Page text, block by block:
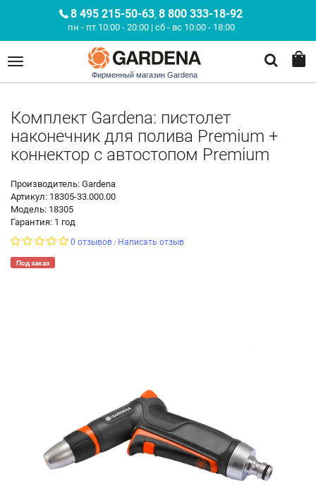
8 495 215-50-63, 8 800 333-18-92
пн - пт 10:00 - 20:00 | сб - вс 10:00 - 18:00
Фирменный магазин Gardena
Комплект Gardena: пистолет
наконечник для полива Premium +
коннектор с автостопом Premium
Производитель: Gardena
Артикул: 18305-33.000.00
Модель: 18305
Гарантия: 1 год
0 отзывов / Написать отзыв
Под заказ